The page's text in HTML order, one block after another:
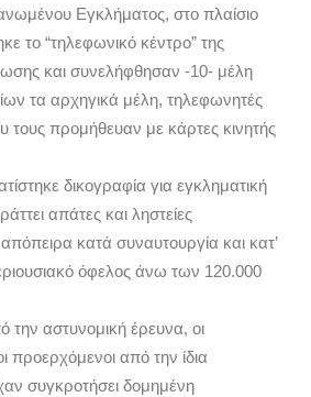
Εγκλήματος, στο πλαίσιο
το “τηλεφωνικό κέντρο” της
και συνελήφθησαν -10- μέλη
τα αρχηγικά μέλη, τηλεφωνητές
τους προμήθευαν με κάρτες κινητής
δικογραφία για εγκληματική
απάτες και ληστείες
κατά συναυτουργία και κατ’
όφελος άνω των 120.000
αστυνομική έρευνα, οι
προερχόμενοι από την ίδια
συγκροτήσει δομημένη